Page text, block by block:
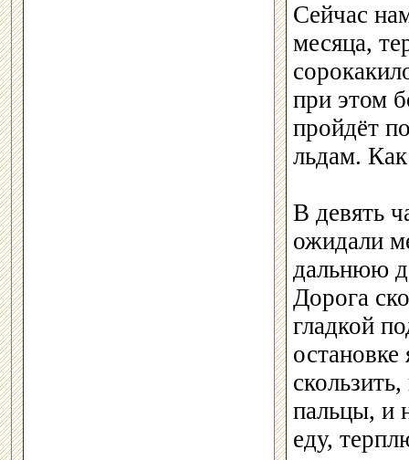
Сейчас
месяца,
при этом
пройдёт
льдам.
В девять
ожидали
дальнюю
Дорога
гладкой
пальцы, и
еду,